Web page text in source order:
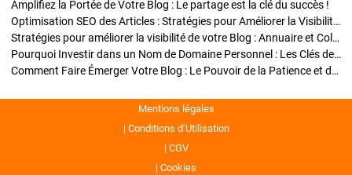
Amplifiez la Portée de Votre Blog : Le partage est la clé du succès !
Optimisation SEO des Articles : Stratégies pour Améliorer la Visibilité de Votre Blog
Stratégies pour améliorer la visibilité de votre Blog : Annuaire et Collaborations
Pourquoi Investir dans un Nom de Domaine Personnel : Les Clés de la Réussite de Votre Blog
Comment Faire Émerger Votre Blog : Le Pouvoir de la Patience et de la Persévérance
Mentions légales
Conditions d’Utilisation
CGV
Cookies